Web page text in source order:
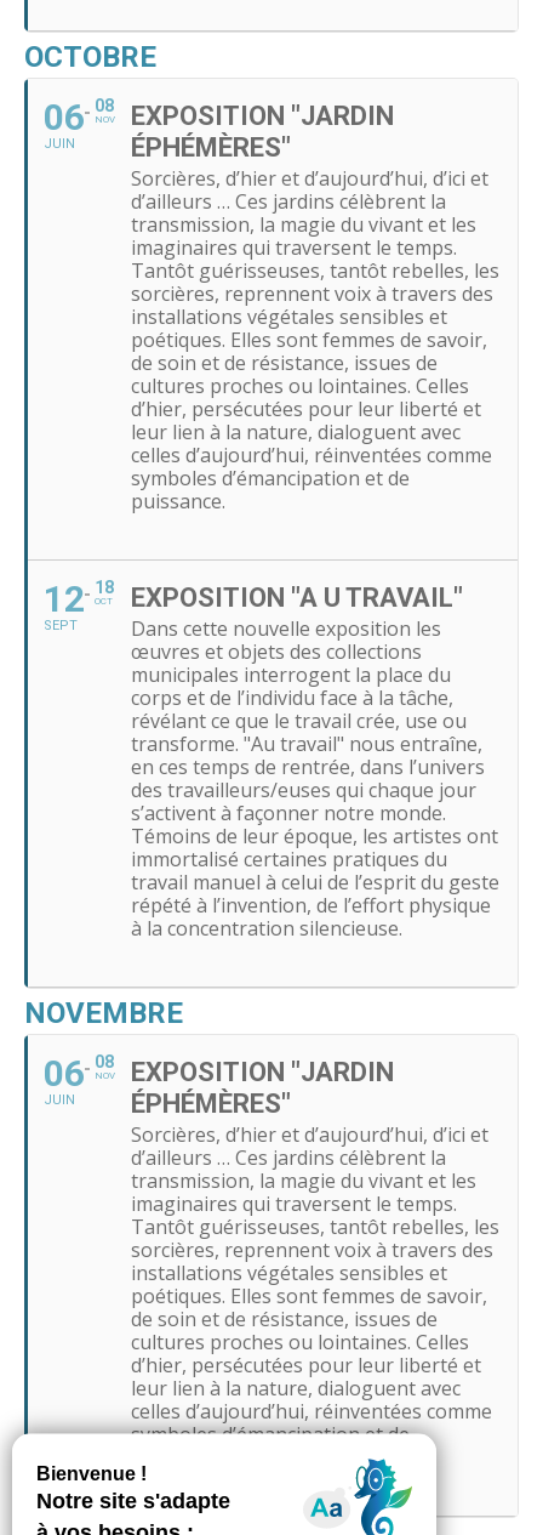
OCTOBRE
06
JUIN
08
NOV
EXPOSITION "JARDIN
ÉPHÉMÈRES"
Sorcières, d’hier et d’aujourd’hui, d’ici et
d’ailleurs … Ces jardins célèbrent la
transmission, la magie du vivant et les
imaginaires qui traversent le temps.
Tantôt guérisseuses, tantôt rebelles, les
sorcières, reprennent voix à travers des
installations végétales sensibles et
poétiques. Elles sont femmes de savoir,
de soin et de résistance, issues de
cultures proches ou lointaines. Celles
d’hier, persécutées pour leur liberté et
leur lien à la nature, dialoguent avec
celles d’aujourd’hui, réinventées comme
symboles d’émancipation et de
puissance.
12
SEPT
18
OCT EXPOSITION "A U TRAVAIL"
Dans cette nouvelle exposition les
œuvres et objets des collections
municipales interrogent la place du
corps et de l’individu face à la tâche,
révélant ce que le travail crée, use ou
transforme. "Au travail" nous entraîne,
en ces temps de rentrée, dans l’univers
des travailleurs/euses qui chaque jour
s’activent à façonner notre monde.
Témoins de leur époque, les artistes ont
immortalisé certaines pratiques du
travail manuel à celui de l’esprit du geste
répété à l’invention, de l’effort physique
à la concentration silencieuse.
NOVEMBRE
06
JUIN
08
NOV
EXPOSITION "JARDIN
ÉPHÉMÈRES"
Sorcières, d’hier et d’aujourd’hui, d’ici et
d’ailleurs … Ces jardins célèbrent la
transmission, la magie du vivant et les
imaginaires qui traversent le temps.
Tantôt guérisseuses, tantôt rebelles, les
sorcières, reprennent voix à travers des
installations végétales sensibles et
poétiques. Elles sont femmes de savoir,
de soin et de résistance, issues de
cultures proches ou lointaines. Celles
d’hier, persécutées pour leur liberté et
leur lien à la nature, dialoguent avec
celles d’aujourd’hui, réinventées comme
symboles d’émancipation et de